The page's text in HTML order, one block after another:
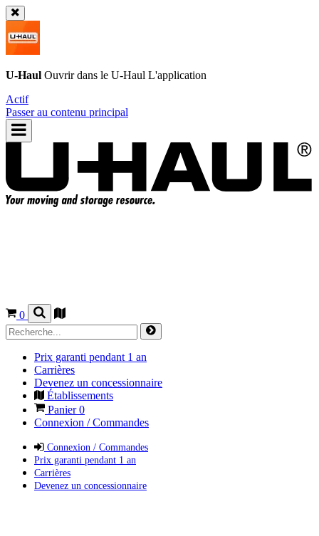
U-Haul Ouvrir dans le U-Haul L'application
Actif
Passer au contenu principal
0
Prix garanti pendant 1 an
Carrières
Devenez un concessionnaire
Établissements
Panier0
Connexion / Commandes
Connexion / Commandes
Prix garanti pendant 1 an
Carrières
Devenez un concessionnaire